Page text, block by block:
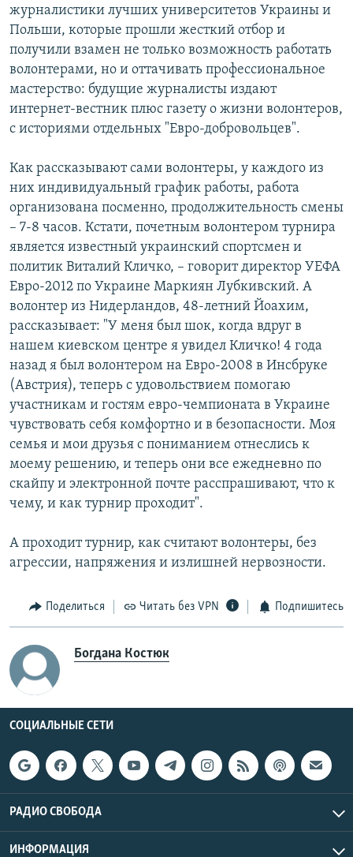
журналистики лучших университетов Украины и
Польши, которые прошли жесткий отбор и
получили взамен не только возможность работать
волонтерами, но и оттачивать профессиональное
мастерство: будущие журналисты издают
интернет-вестник плюс газету о жизни волонтеров,
с историями отдельных "Евро-добровольцев".
Как рассказывают сами волонтеры, у каждого из
них индивидуальный график работы, работа
организована посменно, продолжительность смены
– 7-8 часов. Кстати, почетным волонтером турнира
является известный украинский спортсмен и
политик Виталий Кличко, – говорит директор УЕФА
Евро-2012 по Украине Маркиян Лубкивский. А
волонтер из Нидерландов, 48-летний Йоахим,
рассказывает: "У меня был шок, когда вдруг в
нашем киевском центре я увидел Кличко! 4 года
назад я был волонтером на Евро-2008 в Инсбруке
(Австрия), теперь с удовольствием помогаю
участникам и гостям евро-чемпионата в Украине
чувствовать себя комфортно и в безопасности. Моя
семья и мои друзья с пониманием отнеслись к
моему решению, и теперь они все ежедневно по
скайпу и электронной почте расспрашивают, что к
чему, и как турнир проходит".
А проходит турнир, как считают волонтеры, без
агрессии, напряжения и излишней нервозности.
Поделиться Читать без VPN Подпишитесь
Богдана Костюк
СОЦИАЛЬНЫЕ СЕТИ
РАДИО СВОБОДА
ИНФОРМАЦИЯ